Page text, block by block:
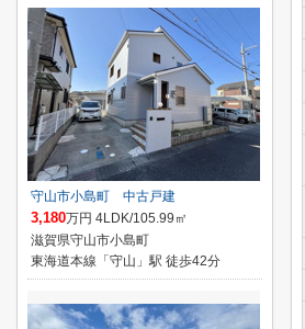
守山市小島町 中古戸建
3,180万円 4LDK/105.99㎡
滋賀県守山市小島町
東海道本線「守山」駅 徒歩42分